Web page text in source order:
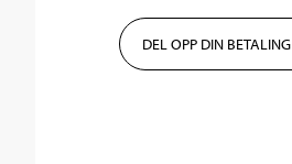
DEL OPP DIN BETALING